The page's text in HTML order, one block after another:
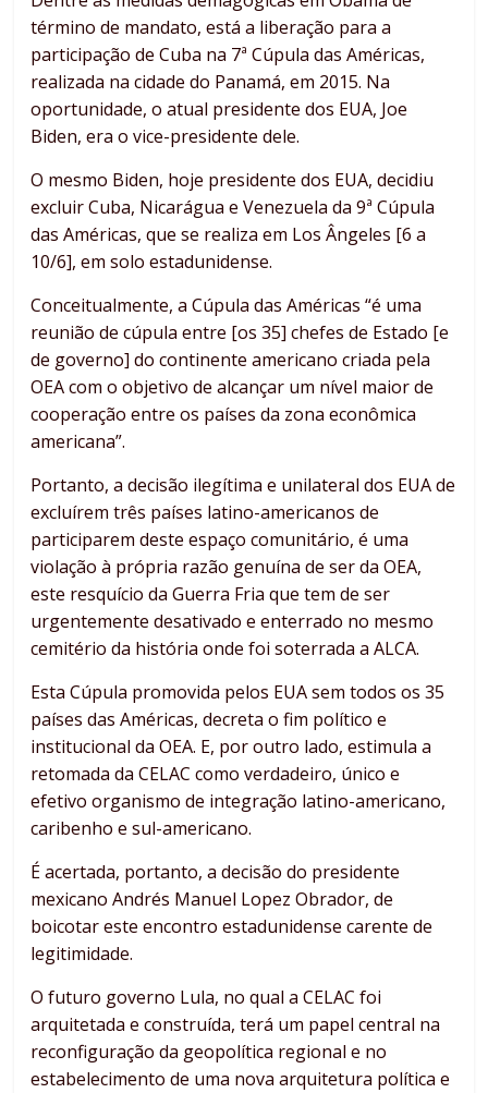
término de mandato, está a liberação para a
participação de Cuba na 7ª Cúpula das Américas,
realizada na cidade do Panamá, em 2015. Na
oportunidade, o atual presidente dos EUA, Joe
Biden, era o vice-presidente dele.
O mesmo Biden, hoje presidente dos EUA, decidiu
excluir Cuba, Nicarágua e Venezuela da 9ª Cúpula
das Américas, que se realiza em Los Ângeles [6 a
10/6], em solo estadunidense.
Conceitualmente, a Cúpula das Américas “é uma
reunião de cúpula entre [os 35] chefes de Estado [e
de governo] do continente americano criada pela
OEA com o objetivo de alcançar um nível maior de
cooperação entre os países da zona econômica
americana”.
Portanto, a decisão ilegítima e unilateral dos EUA de
excluírem três países latino-americanos de
participarem deste espaço comunitário, é uma
violação à própria razão genuína de ser da OEA,
este resquício da Guerra Fria que tem de ser
urgentemente desativado e enterrado no mesmo
cemitério da história onde foi soterrada a ALCA.
Esta Cúpula promovida pelos EUA sem todos os 35
países das Américas, decreta o fim político e
institucional da OEA. E, por outro lado, estimula a
retomada da CELAC como verdadeiro, único e
efetivo organismo de integração latino-americano,
caribenho e sul-americano.
É acertada, portanto, a decisão do presidente
mexicano Andrés Manuel Lopez Obrador, de
boicotar este encontro estadunidense carente de
legitimidade.
O futuro governo Lula, no qual a CELAC foi
arquitetada e construída, terá um papel central na
reconfiguração da geopolítica regional e no
estabelecimento de uma nova arquitetura política e